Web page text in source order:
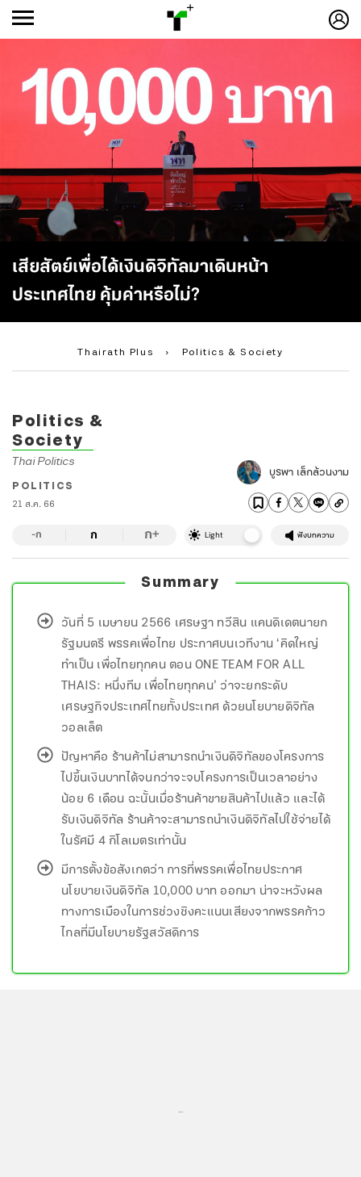
เสียสัตย์เพื่อได้เงินดิจิทัลมาเดินหน้า
ประเทศไทย คุ้มค่าหรือไม่?
Thairath Plus › Politics & Society
-ก
Politics &
Society
Thai Politics
POLITICS
21 ส.ค. 66
บูรพา เล็กล้วนงาม
-ก ก ก+ Light ฟังบทความ
Summary
วันที่ 5 เมษายน 2566 เศรษฐา ทวีสิน แคนดิเดตนายก
รัฐมนตรี พรรคเพื่อไทย ประกาศบนเวทีงาน ‘คิดใหญ่
ทำเป็น เพื่อไทยทุกคน ตอน ONE TEAM FOR ALL
THAIS: หนึ่งทีม เพื่อไทยทุกคน’ ว่าจะยกระดับ
เศรษฐกิจประเทศไทยทั้งประเทศ ด้วยนโยบายดิจิทัล
วอลเล็ต
ปัญหาคือ ร้านค้าไม่สามารถนำเงินดิจิทัลของโครงการ
ไปขึ้นเงินบาทได้จนกว่าจะจบโครงการเป็นเวลาอย่าง
น้อย 6 เดือน ฉะนั้นเมื่อร้านค้าขายสินค้าไปแล้ว และได้
รับเงินดิจิทัล ร้านค้าจะสามารถนำเงินดิจิทัลไปใช้จ่ายได้
ในรัศมี 4 กิโลเมตรเท่านั้น
มีการตั้งข้อสังเกตว่า การที่พรรคเพื่อไทยประกาศ
นโยบายเงินดิจิทัล 10,000 บาท ออกมา น่าจะหวังผล
ทางการเมืองในการช่วงชิงคะแนนเสียงจากพรรคก้าว
ไกลที่มีนโยบายรัฐสวัสดิการ
...